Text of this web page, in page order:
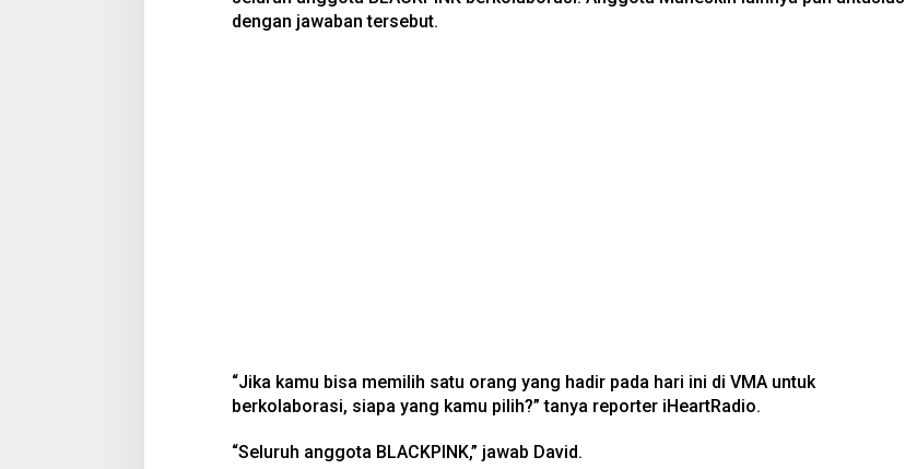
dengan jawaban tersebut.
“Jika kamu bisa memilih satu orang yang hadir pada hari ini di VMA untuk
berkolaborasi, siapa yang kamu pilih?” tanya reporter iHeartRadio.
“Seluruh anggota BLACKPINK,” jawab David.